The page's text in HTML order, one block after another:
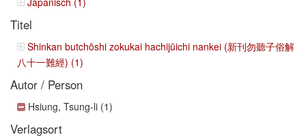
Titel
Shinkan butchōshi zokukai hachijūichi nankei (新刊勿聽子俗解
八十一難經) (1)
Autor / Person
Hsiung, Tsung-li (1)
Verlagsort